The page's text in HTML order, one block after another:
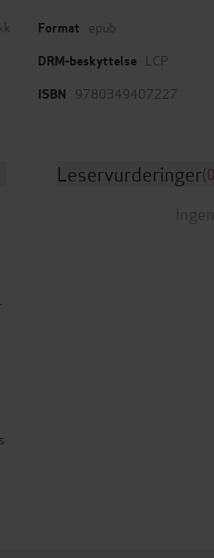
Format epub
DRM-beskyttelse LCP
ISBN 9780349407227
Leservurderinger